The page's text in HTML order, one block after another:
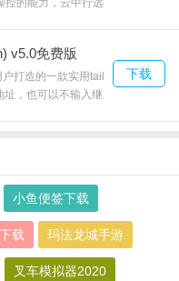
控的能力，云中行远
v5.0免费版
打造的一款实用tail
，也可以不输入继
下载
小鱼便签下载
载 玛法龙城手游
叉车模拟器2020